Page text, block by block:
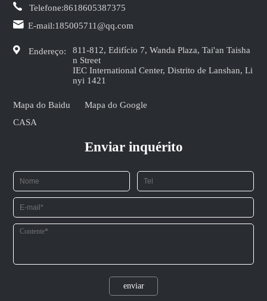
Telefone:8618605387375
E-mail:185005711@qq.com
Endereço:
811-812, Edifício 7, Wanda Plaza, Tai'an Taisha
n Street
IEC International Center, Distrito de Lanshan, Li
nyi 1421
Mapa do Baidu
Mapa do Google
CASA
Enviar inquérito
enviar